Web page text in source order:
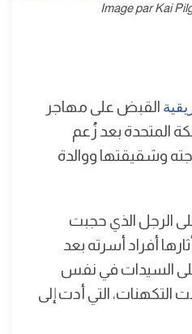
Image par Kai
القبض على مهاجر
المتحدة بعد زُعم
نساء، زوجته وشقيقتها ووالدة
الرجل الذي حجبت
أفراد أسرته بعد
السيدات في نفس
التكهنات، التي أدت إلى